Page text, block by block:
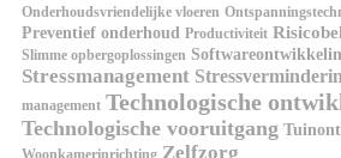
Onderhoudsvriendelijke vloeren
Preventief onderhoud Productiviteit
Slimme opbergoplossingen
Stressmanagement
management Technologische
Technologische vooruitgang
Woonkamerinrichting Zelfzorg